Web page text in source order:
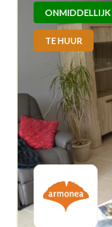
ONMIDDELLIJK
TE HUUR